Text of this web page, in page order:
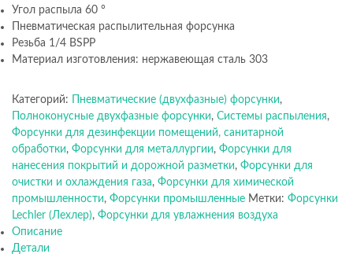
Угол распыла 60 °
Пневматическая распылительная форсунка
Резьба 1/4 BSPP
Материал изготовления: нержавеющая сталь 303
Категорий: Пневматические (двухфазные) форсунки,
Полноконусные двухфазные форсунки, Системы распыления,
Форсунки для дезинфекции помещений, санитарной
обработки, Форсунки для металлургии, Форсунки для
нанесения покрытий и дорожной разметки, Форсунки для
очистки и охлаждения газа, Форсунки для химической
промышленности, Форсунки промышленные Метки: Форсунки
Lechler (Лехлер), Форсунки для увлажнения воздуха
Описание
Детали